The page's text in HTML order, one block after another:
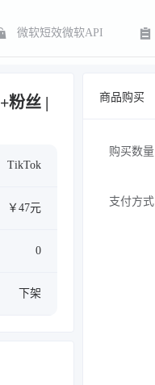
微软短效微软API
粉丝 |
TikTok
￥47元
0
下架
商品购买
购买数量
支付方式